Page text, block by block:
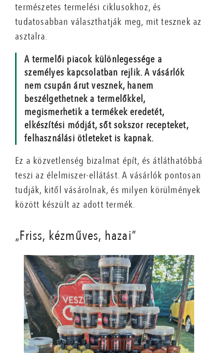
természetes termelési ciklusokhoz, és
tudatosabban választhatják meg, mit tesznek az
asztalra.
A termelői piacok különlegessége a
személyes kapcsolatban rejlik. A vásárlók
nem csupán árut vesznek, hanem
beszélgethetnek a termelőkkel,
megismerhetik a termékek eredetét,
elkészítési módját, sőt sokszor recepteket,
felhasználási ötleteket is kapnak.
Ez a közvetlenség bizalmat épít, és átláthatóbbá
teszi az élelmiszer-ellátást. A vásárlók pontosan
tudják, kitől vásárolnak, és milyen körülmények
között készült az adott termék.
„Friss, kézműves, hazai”